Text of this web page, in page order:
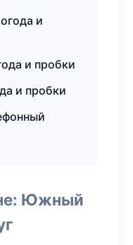
и
и пробки
и пробки
Южный